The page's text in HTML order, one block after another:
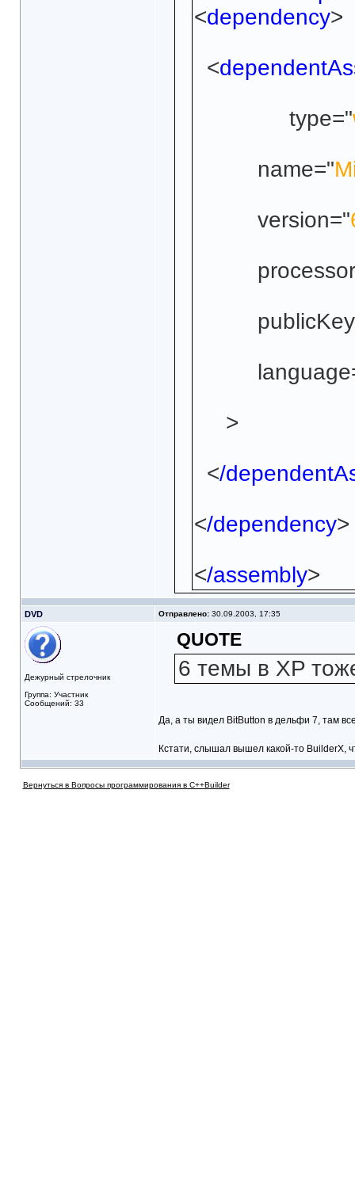
<dependency
<
type="
name="
version="
</
</dependency
</assembly>
DVD Отправлено:30.09.2003, 17:35
Дежурный стрелочник
Группа: Участник
Сообщений: 33
QUOTE
6 темы в XP
Да, а ты видел BitButton в дельфи 7, там
Кстати, слышал вышел какой-то BuilderX,
Вернуться в Вопросы программирования в C++Builder